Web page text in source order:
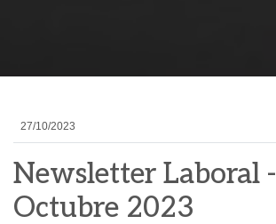
27/10/2023
Newsletter Laboral -
Octubre 2023